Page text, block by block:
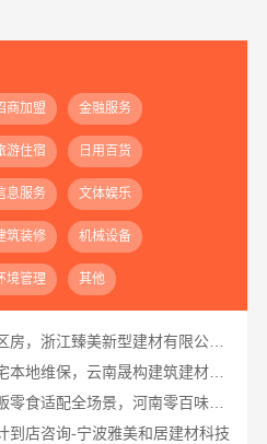
商加盟 金融服务
游住宿 日用百货
息服务 文体娱乐
筑装修 机械设备
境管理 其他
正规装修质保学区房，浙江臻美新型建材有限公司安心
轻奢高端重钢住宅本地维保，云南晟构建筑建材有限公司贴心服务
社区整店输出量贩零食适配全场景，河南零百味供应链有限公司
到店咨询-宁波雅美和居建材科技